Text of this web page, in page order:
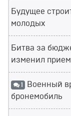
Будущее
молодых
Битва за
изменил
1 Военный
бронемобиль